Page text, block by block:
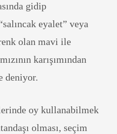
gidip
eyalet” veya
olan mavi ile
karışımından
deniyor.
oy kullanabilmek
olması, seçim